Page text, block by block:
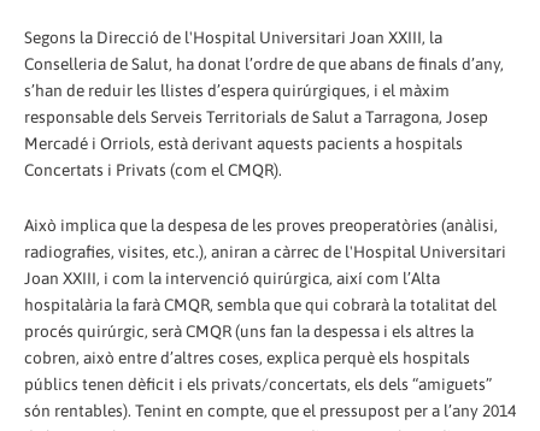
Segons la Direcció de l'Hospital Universitari Joan XXIII, la
Conselleria de Salut, ha donat l’ordre de que abans de finals d’any,
s’han de reduir les llistes d’espera quirúrgiques, i el màxim
responsable dels Serveis Territorials de Salut a Tarragona, Josep
Mercadé i Orriols, està derivant aquests pacients a hospitals
Concertats i Privats (com el CMQR).
Això implica que la despesa de les proves preoperatòries (anàlisi,
radiografies, visites, etc.), aniran a càrrec de l'Hospital Universitari
Joan XXIII, i com la intervenció quirúrgica, així com l’Alta
hospitalària la farà CMQR, sembla que qui cobrarà la totalitat del
procés quirúrgic, serà CMQR (uns fan la despessa i els altres la
cobren, això entre d’altres coses, explica perquè els hospitals
públics tenen dèficit i els privats/concertats, els dels “amiguets”
són rentables). Tenint en compte, que el pressupost per a l’any 2014